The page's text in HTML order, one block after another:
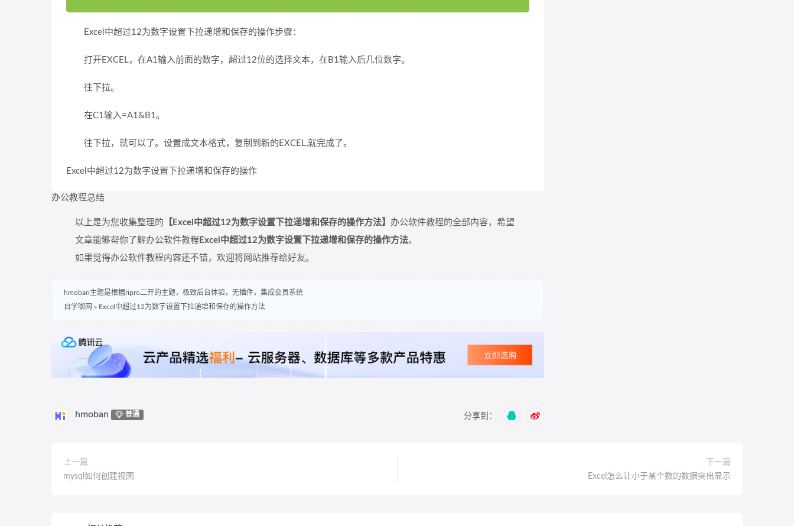
Excel中超过12为数字设置下拉递增和保存的操作步骤：
打开EXCEL，在A1输入前面的数字，超过12位的选择文本，在B1输入后几位数字。
往下拉。
在C1输入=A1&B1。
往下拉，就可以了。设置成文本格式，复制到新的EXCEL,就完成了。
Excel中超过12为数字设置下拉递增和保存的操作
办公教程总结
以上是为您收集整理的 【Excel中超过12为数字设置下拉递增和保存的操作方法】 办公软件教程的全部内容，希望
文章能够帮你了解办公软件教程 Excel中超过12为数字设置下拉递增和保存的操作方法。
如果觉得办公软件教程内容还不错，欢迎将网站推荐给好友。
hmoban主题是根据ripro二开的主题，极致后台体验，无插件，集成会员系统
自学咖网 » Excel中超过12为数字设置下拉递增和保存的操作方法
hmoban 普通 分享到：
上一篇
mysql如何创建视图
下一篇
​Excel怎么让小于某个数的数据突出显示